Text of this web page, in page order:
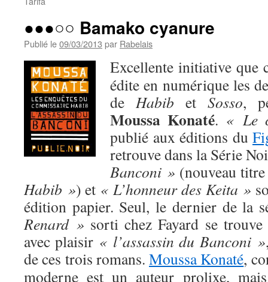
●●●○○ Bamako cyanure
Publié le09/03/2013 par Rabelais
Excellente initiative que
édite en numérique les
de Habib et Sosso,
Moussa Konaté. « Le
publié aux éditions du
retrouve dans la Série
Banconi » (nouveau
Habib ») et « L’honneur des Keita »
édition papier. Seul, le dernier de la
Renard » sorti chez Fayard se
avec plaisir « l’assassin du Banconi »
de ces trois romans. Moussa Konaté,
moderne est un auteur prolixe,